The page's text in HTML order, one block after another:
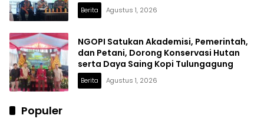
Berita Agustus 1, 2026
NGOPI Satukan Akademisi, Pemerintah,
dan Petani, Dorong Konservasi Hutan
serta Daya Saing Kopi Tulungagung
Berita Agustus 1, 2026
Populer